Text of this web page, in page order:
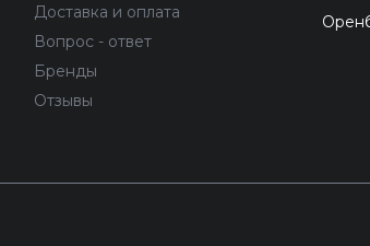
Доставка и оплата
Вопрос - ответ
Бренды
Отзывы